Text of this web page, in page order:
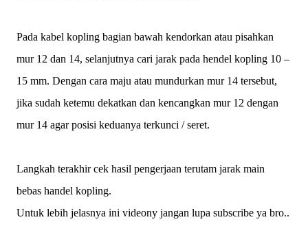
Pada kabel kopling bagian bawah kendorkan atau pisahkan
mur 12 dan 14, selanjutnya cari jarak pada hendel kopling 10 –
15 mm. Dengan cara maju atau mundurkan mur 14 tersebut,
jika sudah ketemu dekatkan dan kencangkan mur 12 dengan
mur 14 agar posisi keduanya terkunci / seret.
Langkah terakhir cek hasil pengerjaan terutam jarak main
bebas handel kopling.
Untuk lebih jelasnya ini videony jangan lupa subscribe ya bro..